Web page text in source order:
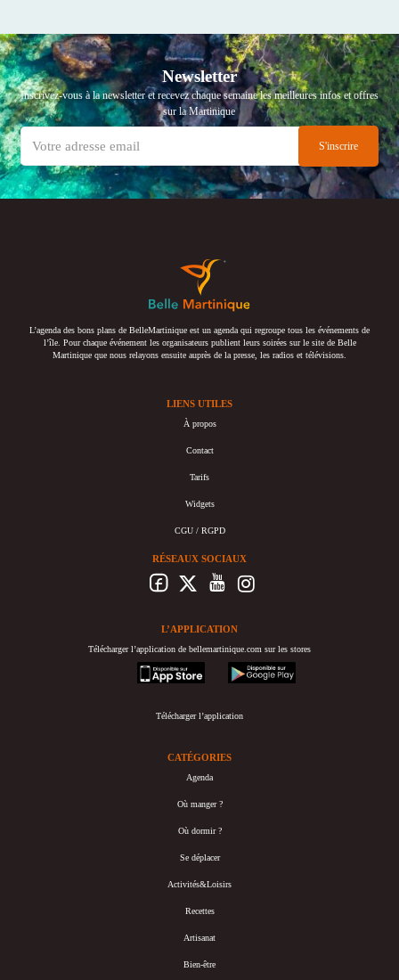
Newsletter
Inscrivez-vous à la newsletter et recevez chaque semaine les meilleures infos et offres
sur la Martinique
L’agenda des bons plans de BelleMartinique est un agenda qui regroupe tous les événements de
l’île. Pour chaque événement les organisateurs publient leurs soirées sur le site de Belle
Martinique que nous relayons ensuite auprès de la presse, les radios et télévisions.
LIENS UTILES
À propos
Contact
Tarifs
Widgets
CGU / RGPD
RÉSEAUX SOCIAUX
L’APPLICATION
Télécharger l’application de bellemartinique.com sur les stores
appstore
googleplay
Télécharger l’application
CATÉGORIES
Agenda
Où manger ?
Où dormir ?
Se déplacer
Activités&Loisirs
Recettes
Artisanat
Bien-être